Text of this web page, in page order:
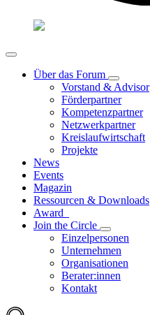
Über das Forum
Vorstand & Advisor
Förderpartner
Kompetenzpartner
Netzwerkpartner
Kreislaufwirtschaft
Projekte
News
Events
Magazin
Ressourcen & Downloads
Award
Join the Circle
Einzelpersonen
Unternehmen
Organisationen
Berater:innen
Kontakt